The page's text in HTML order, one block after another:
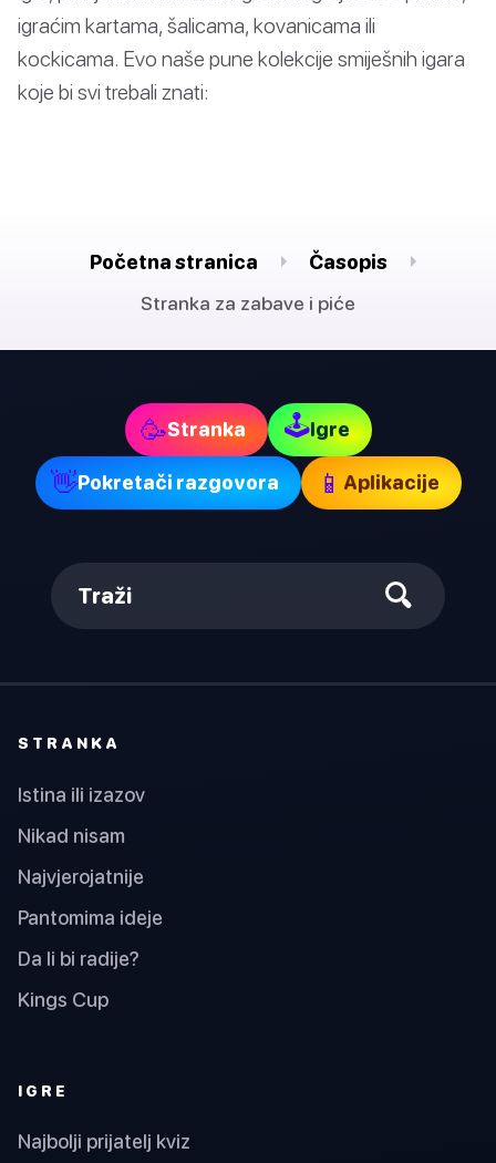
igraćim kartama, šalicama, kovanicama ili
kockicama. Evo naše pune kolekcije smiješnih igara
koje bi svi trebali znati:
Početna stranica
Časopis
Stranka za zabave i piće
🥳Stranka 🕹Igre
👋Pokretači razgovora 📱 Aplikacije
Traži
STRANKA
Istina ili izazov
Nikad nisam
Najvjerojatnije
Pantomima ideje
Da li bi radije?
Kings Cup
IGRE
Najbolji prijatelj kviz